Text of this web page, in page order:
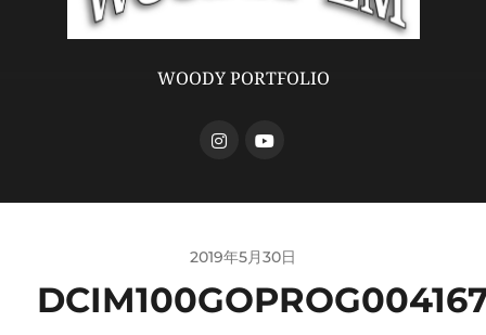
WOODY PORTFOLIO
2019年5月30日